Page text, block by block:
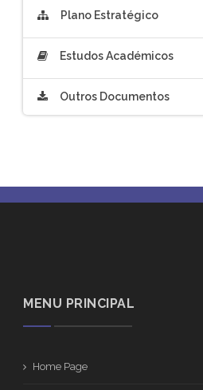
Plano Estratégico
Estudos Académicos
Outros Documentos
MENU PRINCIPAL
Home Page